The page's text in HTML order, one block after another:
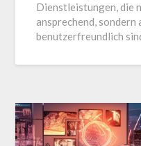
Dienstleistungen, die
ansprechend, sondern
benutzerfreundlich